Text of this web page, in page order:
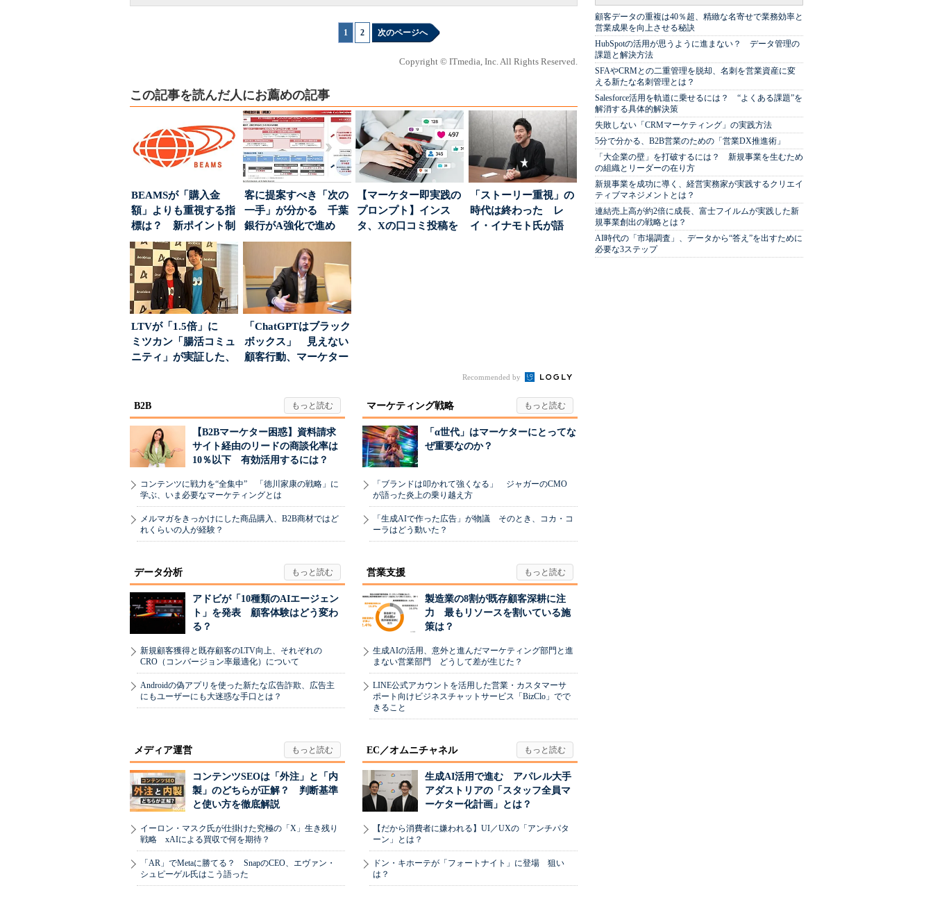
1 2 次のページへ
Copyright © ITmedia, Inc. All Rights Reserved.
この記事を読んだ人にお薦めの記事
BEAMSが「購入金
額」よりも重視する指
標は？ 新ポイント制
度の狙い
客に提案すべき「次の
一手」が分かる 千葉
銀行がA強化で進め
る“One to On...
【マーケター即実践の
プロンプト】インス
タ、Xの口コミ投稿を
「ストーリー重視」の
時代は終わった レ
イ・イナモト氏が語
LTVが「1.5倍」に
ミツカン「腸活コミュ
ニティ」が実証した、
「ChatGPTはブラック
ボックス」 見えない
顧客行動、マーケター
Recommended by
B2B
【B2Bマーケター困惑】資料請求
サイト経由のリードの商談化率は
10％以下 有効活用するには？
コンテンツに戦力を“全集中” 「徳川家康の戦略」に
学ぶ、いま必要なマーケティングとは
メルマガをきっかけにした商品購入、B2B商材ではど
れくらいの人が経験？
マーケティング戦略
「α世代」はマーケターにとってな
ぜ重要なのか？
「ブランドは叩かれて強くなる」 ジャガーのCMO
が語った炎上の乗り越え方
「生成AIで作った広告」が物議 そのとき、コカ・コ
ーラはどう動いた？
データ分析
アドビが「10種類のAIエージェン
ト」を発表 顧客体験はどう変わ
る？
新規顧客獲得と既存顧客のLTV向上、それぞれの
CRO（コンバージョン率最適化）について
Androidの偽アプリを使った新たな広告詐欺、広告主
にもユーザーにも大迷惑な手口とは？
営業支援
製造業の8割が既存顧客深耕に注
力 最もリソースを割いている施
策は？
生成AIの活用、意外と進んだマーケティング部門と進
まない営業部門 どうして差が生じた？
LINE公式アカウントを活用した営業・カスタマーサ
ポート向けビジネスチャットサービス「BizClo」でで
きること
メディア運営
コンテンツSEOは「外注」と「内
製」のどちらが正解？ 判断基準
と使い方を徹底解説
イーロン・マスク氏が仕掛けた究極の「X」生き残り
戦略 xAIによる買収で何を期待？
「AR」でMetaに勝てる？ SnapのCEO、エヴァン・
シュピーゲル氏はこう語った
EC／オムニチャネル
生成AI活用で進む アパレル大手
アダストリアの「スタッフ全員マ
ーケター化計画」とは？
【だから消費者に嫌われる】UI／UXの「アンチパタ
ーン」とは？
ドン・キホーテが「フォートナイト」に登場 狙い
は？
顧客データの重複は40％超、精緻な名寄せで業務効率と
営業成果を向上させる秘訣
HubSpotの活用が思うように進まない？ データ管理の
課題と解決方法
SFAやCRMとの二重管理を脱却、名刺を営業資産に変
える新たな名刺管理とは？
Salesforce活用を軌道に乗せるには？ “よくある課題”を
解消する具体的解決策
失敗しない「CRMマーケティング」の実践方法
5分で分かる、B2B営業のための「営業DX推進術」
「大企業の壁」を打破するには？ 新規事業を生むため
の組織とリーダーの在り方
新規事業を成功に導く、経営実務家が実践するクリエイ
ティブマネジメントとは？
連結売上高が約2倍に成長、富士フイルムが実践した新
規事業創出の戦略とは？
AI時代の「市場調査」、データから“答え”を出すために
必要な3ステップ